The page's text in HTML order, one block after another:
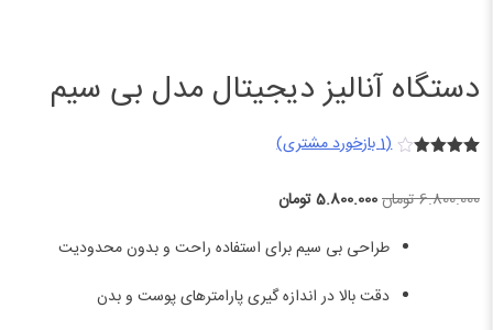
دستگاه آنالیز دیجیتال مدل بی سیم
در
(
1بازخورد مشتری)
6.800.000تومانقیمت
6.800.000 تومان
بود.
5.800.000تومانقیمت
5.800.000 تومان
است.
طراحی بی سیم برای استفاده راحت و بدون محدودیت
دقت بالا در اندازه گیری پارامترهای پوست و بدن